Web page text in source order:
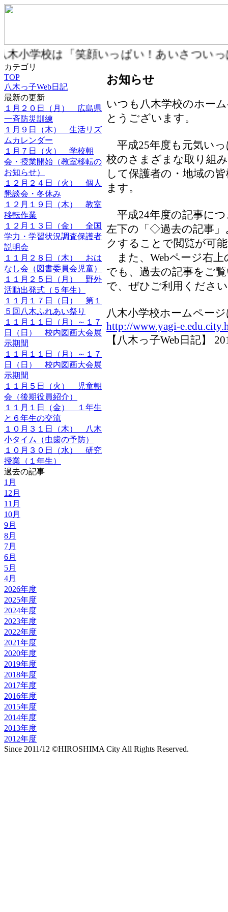
八木小学校は「笑顔いっぱい！あいさつ
カテゴリ
TOP
八木っ子Web日記
最新の更新
１月２０日（月） 広島県
一斉防災訓練
１月９日（木） 生活リズ
ムカレンダー
１月７日（火） 学校朝
会・授業開始（教室移転の
お知らせ）
１２月２４日（火） 個人
懇談会・冬休み
１２月１９日（木） 教室
移転作業
１２月１３日（金） 全国
学力・学習状況調査保護者
説明会
１１月２８日（木） おは
なし会（図書委員会児童）
１１月２５日（月） 野外
活動出発式（５年生）
１１月１７日（日） 第１
５回八木ふれあい祭り
１１月１１日（月）～１７
日（日） 校内図画大会展
示期間
１１月１１日（月）～１７
日（日） 校内図画大会展
示期間
１１月５日（火） 児童朝
会（後期役員紹介）
１１月１日（金） １年生
と６年生の交流
１０月３１日（木） 八木
小タイム（虫歯の予防）
１０月３０日（水） 研究
授業（１年生）
過去の記事
1月
12月
11月
10月
9月
8月
7月
6月
5月
4月
2026年度
2025年度
2024年度
2023年度
2022年度
2021年度
2020年度
2019年度
2018年度
2017年度
2016年度
2015年度
2014年度
2013年度
2012年度
お知らせ
いつも八木学校のホー
とうございます。
平成25年度も元気い
校のさまざまな取り組
して保護者の・地域の
ます。
平成24年度の記事に
左下の「◇過去の記事
クすることで閲覧が可
また、Webページ右
でも、過去の記事をご
で、ぜひご利用くださ
八木小学校ホームペー
http://www.yagi-
【八木っ子Web日記】
Since 2011/12 ©HIROSHIMA City All Rights Reserved.